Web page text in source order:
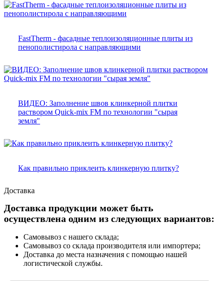
FastTherm - фасадные теплоизоляционные плиты из
пенополистирола с направляющими
ВИДЕО: Заполнение швов клинкерной плитки
раствором Quick-mix FM по технологии "сырая
земля"
Как правильно приклеить клинкерную плитку?
Доставка
Доставка продукции может быть
осуществлена одним из следующих вариантов:
Самовывоз с нашего склада;
Самовывоз со склада производителя или импортера;
Доставка до места назначения с помощью нашей
логистической службы.